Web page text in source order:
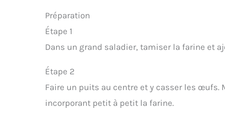
Préparation
Étape 1
Dans un grand saladier, tamiser la farine et
Étape 2
Faire un puits au centre et y casser les
incorporant petit à petit la farine.